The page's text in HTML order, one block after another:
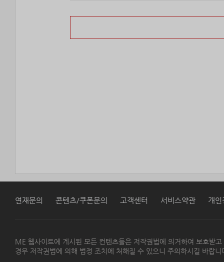
연재문의 콘텐츠/쿠폰문의 고객센터 서비스약관 개인
ME 웹사이트에 게시된 모든 컨텐츠들은 저작권법에 의거하여 보호받
경우 저작권법에 의해 법정 조치에 처해질 수 있으니 주의하시길 바랍니